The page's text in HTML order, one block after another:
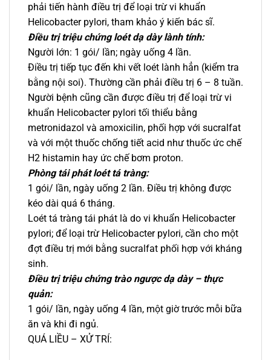
phải tiến hành điều trị để loại trừ vi khuẩn
Helicobacter pylori, tham khảo ý kiến bác sĩ.
Điều trị triệu chứng loét dạ dày lành tính:
Người lớn: 1 gói/ lần; ngày uống 4 lần.
Điều trị tiếp tục đến khi vết loét lành hẳn (kiểm tra
bằng nội soi). Thường cần phải điều trị 6 – 8 tuần.
Người bệnh cũng cần được điều trị để loại trừ vi
khuẩn Helicobacter pylori tối thiểu bằng
metronidazol và amoxicilin, phối hợp với sucralfat
và với một thuốc chống tiết acid như thuốc ức chế
H2 histamin hay ức chế bơm proton.
Phòng tái phát loét tá tràng:
1 gói/ lần, ngày uống 2 lần. Điều trị không được
kéo dài quá 6 tháng.
Loét tá tràng tái phát là do vi khuẩn Helicobacter
pylori; để loại trừ Helicobacter pylori, cần cho một
đợt điều trị mới bằng sucralfat phối hợp với kháng
sinh.
Điều trị triệu chứng trào ngược dạ dày – thực
quản:
1 gói/ lần, ngày uống 4 lần, một giờ trước mỗi bữa
ăn và khi đi ngủ.
QUÁ LIỀU – XỬ TRÍ: